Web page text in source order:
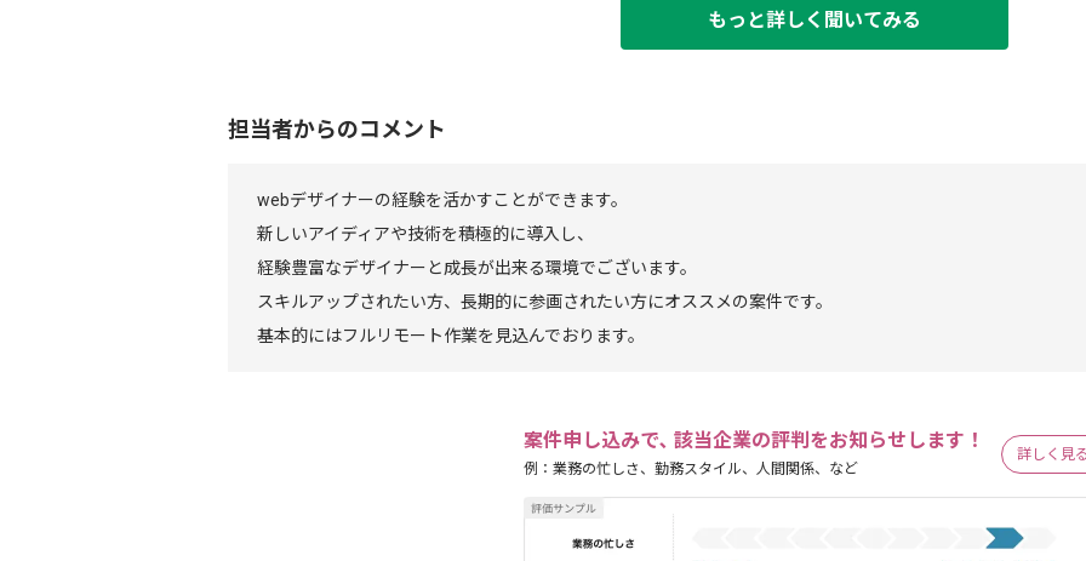
もっと詳しく聞いてみる
担当者からのコメント
webデザイナーの経験を活かすことができます。
新しいアイディアや技術を積極的に導入し、
経験豊富なデザイナーと成長が出来る環境でございます。
スキルアップされたい方、長期的に参画されたい方にオススメの案件です。
基本的にはフルリモート作業を見込んでおります。
案件申し込みで､ 該当企業の評判をお知らせします！
例：業務の忙しさ、勤務スタイル、人間関係、など
詳しく見